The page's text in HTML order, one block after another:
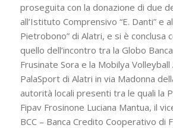
proseguita con la donazione di due
all’Istituto Comprensivo “E. Danti” e
Pietrobono” di Alatri, e si è conclusa
quello dell’incontro tra la Globo
Frusinate Sora e la Mobilya
PalaSport di Alatri in via Madonna
autorità locali presenti tra le quali la
Fipav Frosinone Luciana Mantua, il
BCC – Banca Credito Cooperativo di